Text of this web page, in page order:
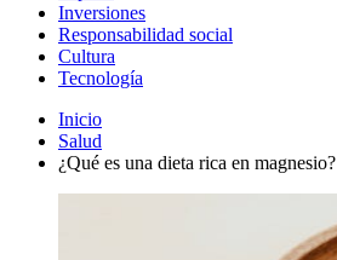
Inversiones
Responsabilidad social
Cultura
Tecnología
Inicio
Salud
¿Qué es una dieta rica en magnesio?